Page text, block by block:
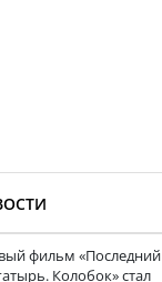
фильм «Последний
Колобок» стал